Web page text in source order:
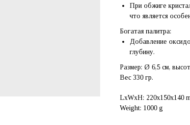
При обжиге
что является
Богатая палитра:
Добавление
глубину.
Размер: Ø 6,5 см,
Вес 330 гр.
LxWxH: 220x150x140
Weight: 1000 g